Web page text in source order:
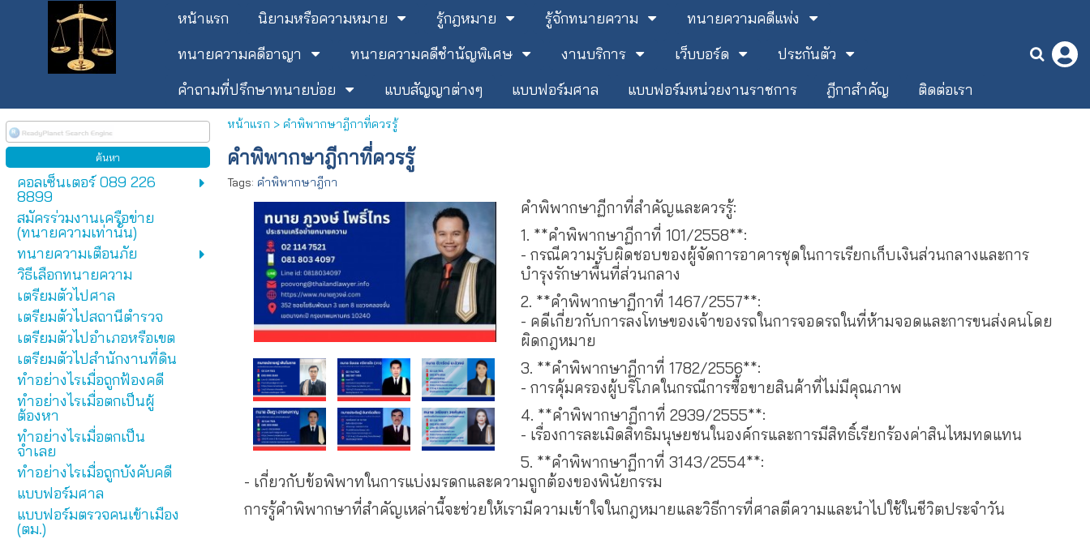
หน้าแรก นิยามหรือความหมาย รู้กฎหมาย รู้จักทนายความ
ทนายความคดีแพ่ง
ทนายความคดีอาญา
ทนายความคดีชำนัญพิเศษ งานบริการ เว็บบอร์ด
ประกันตัว
คำถามที่ปรึกษาทนายบ่อย
แบบสัญญาต่างๆ แบบฟอร์มศาล แบบฟอร์มหน่วยงานราชการ ฎีกาสำคัญ ติดต่อเรา
คอลเซ็นเตอร์ 089 226
8899
สมัครร่วมงานเครือข่าย
(ทนายความเท่านั้น)
ทนายความเตือนภัย
วิธีเลือกทนายความ
เตรียมตัวไปศาล
เตรียมตัวไปสถานีตำรวจ
เตรียมตัวไปอำเภอหรือเขต
เตรียมตัวไปสำนักงานที่ดิน
ทำอย่างไรเมื่อถูกฟ้องคดี
ทำอย่างไรเมื่อตกเป็นผู้
ต้องหา
ทำอย่างไรเมื่อตกเป็น
จำเลย
ทำอย่างไรเมื่อถูกบังคับคดี
แบบฟอร์มศาล
แบบฟอร์มตรวจคนเข้าเมือง
(ตม.)
หน้าแรก > คำพิพากษาฎีกาที่ควรรู้
คำพิพากษาฎีกาที่ควรรู้
Tags: คำพิพากษาฎีกา
คำพิพากษาฏีกาที่สำคัญและควรรู้:
1. **คำพิพากษาฏีกาที่ 101/2558**:
- กรณีความรับผิดชอบของผู้จัดการอาคารชุดในการเรียกเก็บเงินส่วนกลางและการ
บำรุงรักษาพื้นที่ส่วนกลาง
2. **คำพิพากษาฏีกาที่ 1467/2557**:
- คดีเกี่ยวกับการลงโทษของเจ้าของรถในการจอดรถในที่ห้ามจอดและการขนส่งคนโดย
ผิดกฎหมาย
3. **คำพิพากษาฏีกาที่ 1782/2556**:
- การคุ้มครองผู้บริโภคในกรณีการซื้อขายสินค้าที่ไม่มีคุณภาพ
4. **คำพิพากษาฏีกาที่ 2939/2555**:
- เรื่องการละเมิดสิทธิมนุษยชนในองค์กรและการมีสิทธิ์เรียกร้องค่าสินไหมทดแทน
5. **คำพิพากษาฏีกาที่ 3143/2554**:
- เกี่ยวกับข้อพิพาทในการแบ่งมรดกและความถูกต้องของพินัยกรรม
การรู้คำพิพากษาที่สำคัญเหล่านี้จะช่วยให้เรามีความเข้าใจในกฎหมายและวิธีการที่ศาลตีความและนำไปใช้ในชีวิตประจำวัน